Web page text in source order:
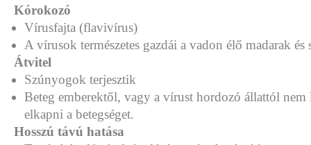
Kórokozó
Vírusfajta (flavivírus)
A vírusok természetes gazdái a vadon élő madarak és
Átvitel
Szúnyogok terjesztik
Beteg emberektől, vagy a vírust hordozó állattól nem
elkapni a betegséget.
Hosszú távú hatása